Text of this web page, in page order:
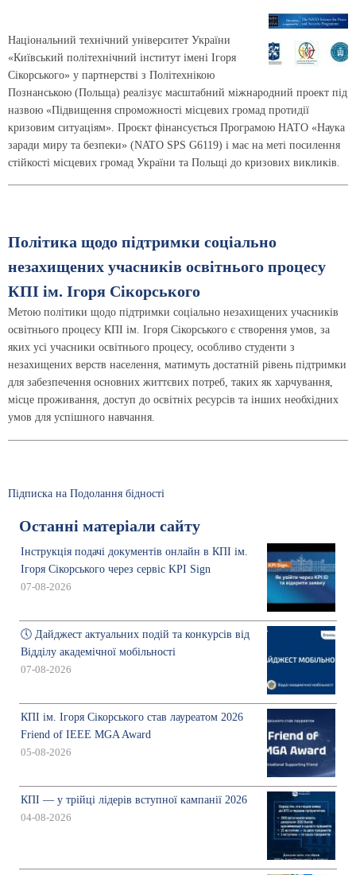
Національний технічний університет України
«Київський політехнічний інститут імені Ігоря
Сікорського» у партнерстві з Політехнікою
Познанською (Польща) реалізує масштабний міжнародний проект під
назвою «Підвищення спроможності місцевих громад протидії
кризовим ситуаціям». Проєкт фінансується Програмою НАТО «Наука
заради миру та безпеки» (NATO SPS G6119) і має на меті посилення
стійкості місцевих громад України та Польщі до кризових викликів.
Політика щодо підтримки соціально
незахищених учасників освітнього процесу
КПІ ім. Ігоря Сікорського
Метою політики щодо підтримки соціально незахищених учасників
освітнього процесу КПІ ім. Ігоря Сікорського є створення умов, за
яких усі учасники освітнього процесу, особливо студенти з
незахищених верств населення, матимуть достатній рівень підтримки
для забезпечення основних життєвих потреб, таких як харчування,
місце проживання, доступ до освітніх ресурсів та інших необхідних
умов для успішного навчання.
Підписка на Подолання бідності
Останні матеріали сайту
Інструкція подачі документів онлайн в КПІ ім.
Ігоря Сікорського через сервіс KPI Sign
07-08-2026
🕔 Дайджест актуальних подій та конкурсів від
Відділу академічної мобільності
07-08-2026
КПІ ім. Ігоря Сікорського став лауреатом 2026
Friend of IEEE MGA Award
05-08-2026
КПІ — у трійці лідерів вступної кампанії 2026
04-08-2026